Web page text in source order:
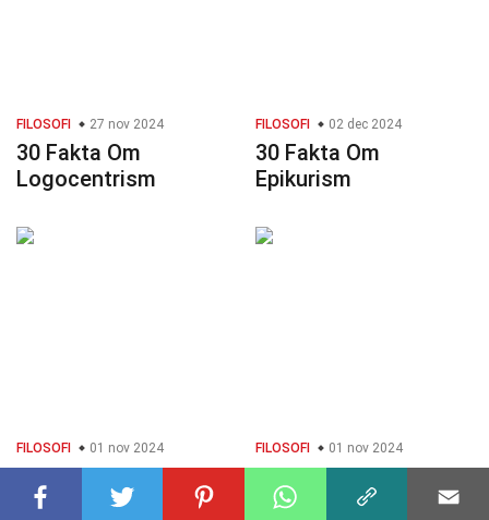
FILOSOFI 27 nov 2024
30 Fakta Om
Logocentrism
FILOSOFI 02 dec 2024
30 Fakta Om
Epikurism
FILOSOFI 01 nov 2024
40 Fakta Om
Naturalism
FILOSOFI 01 nov 2024
40 Fakta Om
Reformism